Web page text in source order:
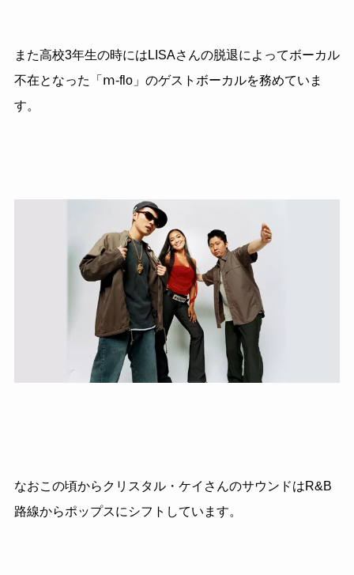
また高校3年生の時にはLISAさんの脱退によってボーカル
不在となった「ⅿ-flo」のゲストボーカルを務めていま
す。
なおこの頃からクリスタル・ケイさんのサウンドはR&B
路線からポップスにシフトしています。